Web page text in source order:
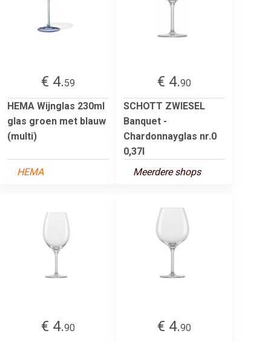
€ 4.59
HEMA Wijnglas 230ml
glas groen met blauw
(multi)
HEMA
€ 4.90
SCHOTT ZWIESEL
Banquet -
Chardonnayglas nr.0
0,37l
Meerdere shops
€ 4.90
€ 4.90